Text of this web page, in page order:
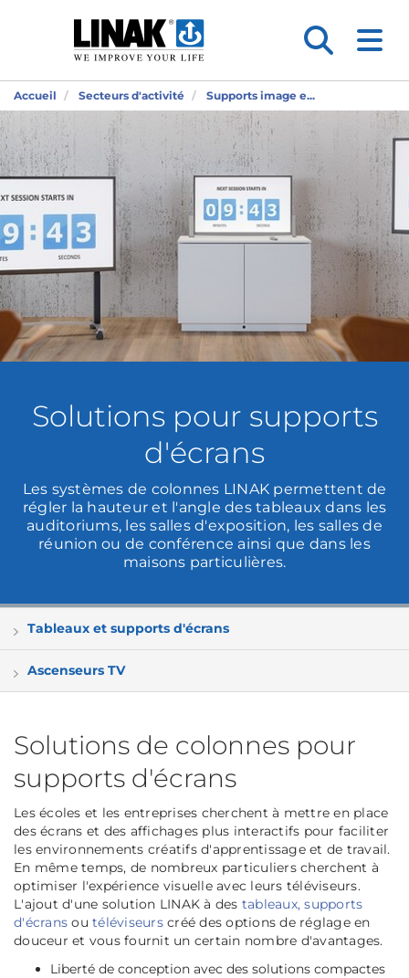
Accueil Secteurs d'activité Supports image e...
Solutions pour supports
d'écrans
Les systèmes de colonnes LINAK permettent de
régler la hauteur et l'angle des tableaux dans les
auditoriums, les salles d'exposition, les salles de
réunion ou de conférence ainsi que dans les
maisons particulières.
Tableaux et supports d'écrans
Ascenseurs TV
Solutions de colonnes pour
supports d'écrans
Les écoles et les entreprises cherchent à mettre en place
des écrans et des affichages plus interactifs pour faciliter
les environnements créatifs d'apprentissage et de travail.
En même temps, de nombreux particuliers cherchent à
optimiser l'expérience visuelle avec leurs téléviseurs.
L'ajout d'une solution LINAK à des tableaux, supports
d'écrans ou téléviseurscréé des options de réglage en
douceur et vous fournit un certain nombre d'avantages.
Liberté de conception avec des solutions compactes